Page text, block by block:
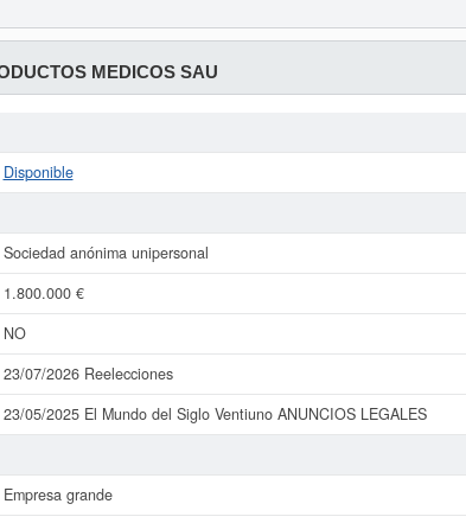
MEDICOS SAU
Disponible
Sociedad anónima unipersonal
1.800.000 €
NO
23/07/2026 Reelecciones
23/05/2025 El Mundo del Siglo Ventiuno ANUNCIOS LEGALES
Empresa grande